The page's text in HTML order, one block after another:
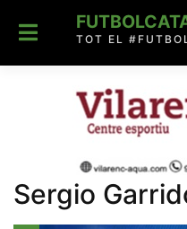
content
TOT EL
Sergio